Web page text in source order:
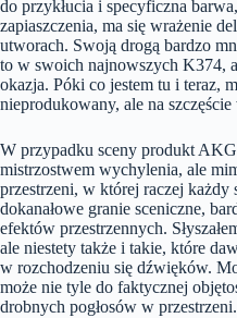
do przykłucia i specyficzna
zapiaszczenia, ma się wrażenie
utworach. Swoją drogą bardzo
to w swoich najnowszych K374,
okazja. Póki co jestem tu i teraz,
nieprodukowany, ale na
W przypadku sceny produkt
mistrzostwem wychylenia, ale
przestrzeni, w której raczej każdy
dokanałowe granie sceniczne,
efektów przestrzennych.
ale niestety także i takie, które
w rozchodzeniu się dźwięków.
może nie tyle do faktycznej
drobnych pogłosów w przestrzeni.